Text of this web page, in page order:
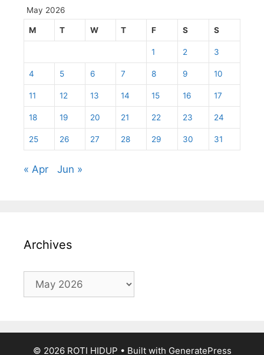
May 2026
M T W T F S S
1 2 3
4 5 6 7 8 9 10
11 12 13 14 15 16 17
18 19 20 21 22 23 24
25 26 27 28 29 30 31
« Apr Jun »
Archives
Archives
© 2026 ROTI HIDUP • Built with GeneratePress